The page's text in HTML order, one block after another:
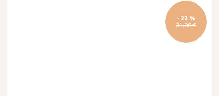
31,99 €
- 22 %